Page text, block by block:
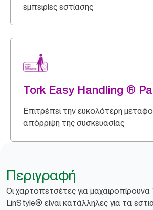
εμπειρίες εστίασης
Tork Easy Handling ®
Επιτρέπει την ευκολότερη
απόρριψη της συσκευασίας
Περιγραφή
Οι χαρτοπετσέτες για
LinStyle® είναι κατάλληλες για τα